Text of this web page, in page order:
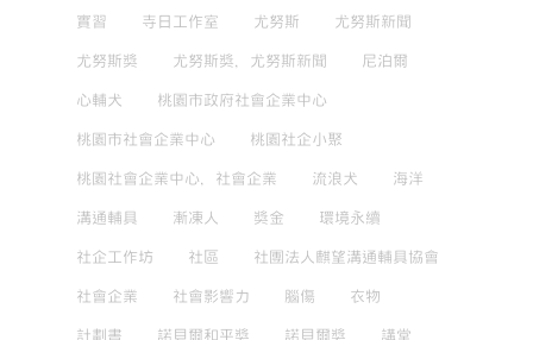
實習 寺日工作室 尤努斯 尤努斯新聞
尤努斯獎 尤努斯獎，尤努斯新聞 尼泊爾
心輔犬 桃園市政府社會企業中心
桃園市社會企業中心 桃園社企小聚
桃園社會企業中心，社會企業 流浪犬 海洋
溝通輔具 漸凍人 獎金 環境永續
社企工作坊 社區 社團法人麒望溝通輔具協會
社會企業 社會影響力 腦傷 衣物
計劃書 諾貝爾和平獎 諾貝爾獎 講堂